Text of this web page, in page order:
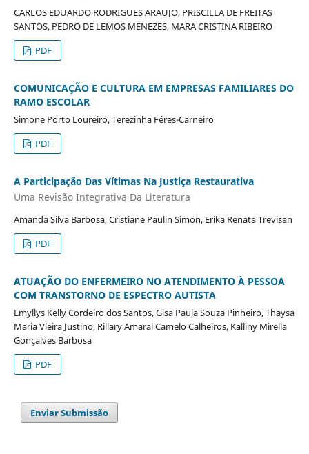
CARLOS EDUARDO RODRIGUES ARAUJO, PRISCILLA DE FREITAS
SANTOS, PEDRO DE LEMOS MENEZES, MARA CRISTINA RIBEIRO
PDF
COMUNICAÇÃO E CULTURA EM EMPRESAS FAMILIARES DO
RAMO ESCOLAR
Simone Porto Loureiro, Terezinha Féres-Carneiro
PDF
A Participação Das Vítimas Na Justiça Restaurativa
Uma Revisão Integrativa Da Literatura
Amanda Silva Barbosa, Cristiane Paulin Simon, Erika Renata Trevisan
PDF
ATUAÇÃO DO ENFERMEIRO NO ATENDIMENTO À PESSOA
COM TRANSTORNO DE ESPECTRO AUTISTA
Emyllys Kelly Cordeiro dos Santos, Gisa Paula Souza Pinheiro, Thaysa
Maria Vieira Justino, Rillary Amaral Camelo Calheiros, Kalliny Mirella
Gonçalves Barbosa
PDF
Enviar Submissão